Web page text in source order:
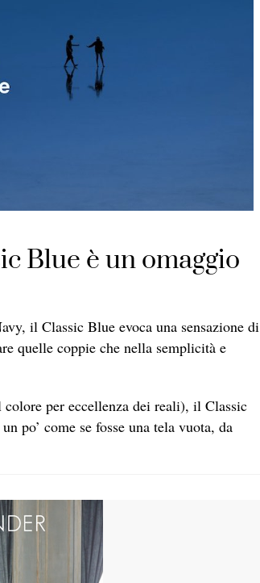
Blue è un omaggio
il Classic Blue evoca una sensazione di
quelle coppie che nella semplicità e
per eccellenza dei reali), il Classic
po’ come se fosse una tela vuota, da